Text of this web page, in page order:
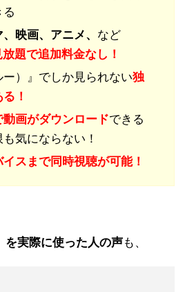
る
映画、アニメ、 など
題で追加料金なし！
ー）』でしか見られない独
！
画がダウンロードできる
気にならない！
スまで同時視聴が可能！
を実際に使った人の声も、